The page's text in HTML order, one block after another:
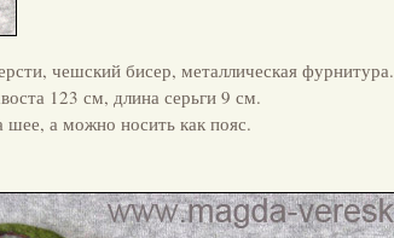
чешский бисер, металлическая фурнитура.
123 см, длина серьги 9 см.
шее, а можно носить как пояс.